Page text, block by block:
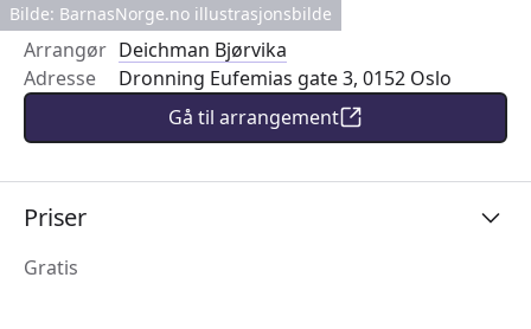
Bilde: BarnasNorge.no illustrasjonsbilde
Arrangør Deichman Bjørvika
Adresse
Dronning Eufemias gate 3, 0152 Oslo
Gå til arrangement
Priser
Gratis